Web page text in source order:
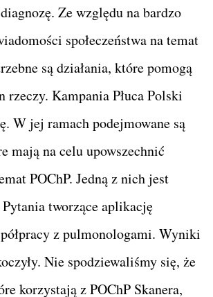
Ze względu na bardzo
społeczeństwa na temat
są działania, które pomogą
rzeczy. Kampania Płuca Polski
W jej ramach podejmowane są
mają na celu upowszechnić
POChP. Jedną z nich jest
Pytania tworzące aplikację
z pulmonologami. Wyniki
Nie spodziewaliśmy się, że
korzystają z POChP Skanera,